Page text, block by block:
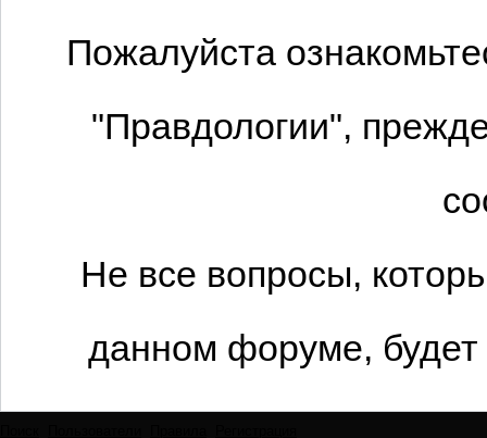
Пожалуйста
"Правдологии",
Не все вопросы,
данном форуме,